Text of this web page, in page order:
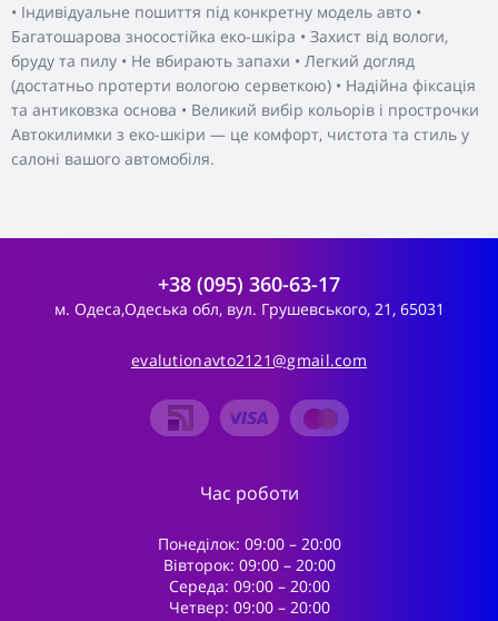
• Індивідуальне пошиття під конкретну модель авто •
Багатошарова зносостійка еко-шкіра • Захист від вологи,
бруду та пилу • Не вбирають запахи • Легкий догляд
(достатньо протерти вологою серветкою) • Надійна фіксація
та антиковзка основа • Великий вибір кольорів і прострочки
Автокилимки з еко-шкіри — це комфорт, чистота та стиль у
салоні вашого автомобіля.
+38 (095) 360-63-17
м. Одеса,Одеська обл, вул. Грушевського, 21, 65031
evalutionavto2121@gmail.com
Час роботи
Понеділок: 09:00 – 20:00
Вівторок: 09:00 – 20:00
Середа: 09:00 – 20:00
Четвер: 09:00 – 20:00